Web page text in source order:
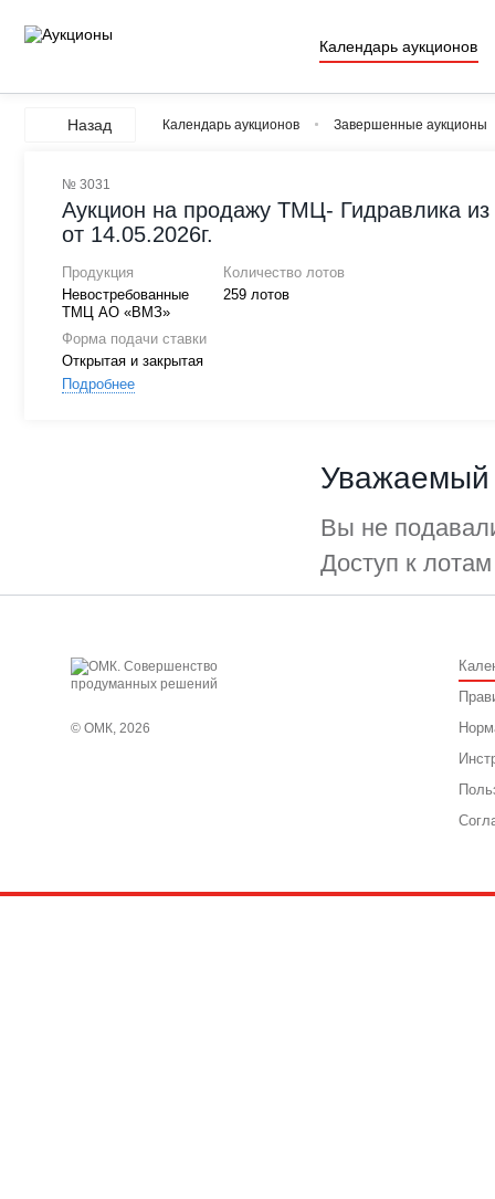
Календарь аукционов
Назад Календарь аукционов Завершенные аукционы
№ 3031
Аукцион на продажу ТМЦ- Гидравлика
от 14.05.2026г.
Продукция
Невостребованные
ТМЦ АО «ВМЗ»
Количество лотов
259 лотов
Форма подачи ставки
Открытая и закрытая
Подробнее
Уважаемый
Вы не
Доступ к
© ОМК, 2026